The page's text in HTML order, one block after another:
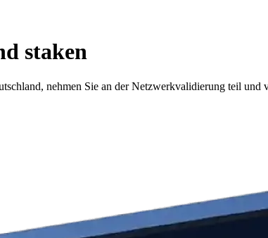
staken
nehmen Sie an der Netzwerkvalidierung teil und